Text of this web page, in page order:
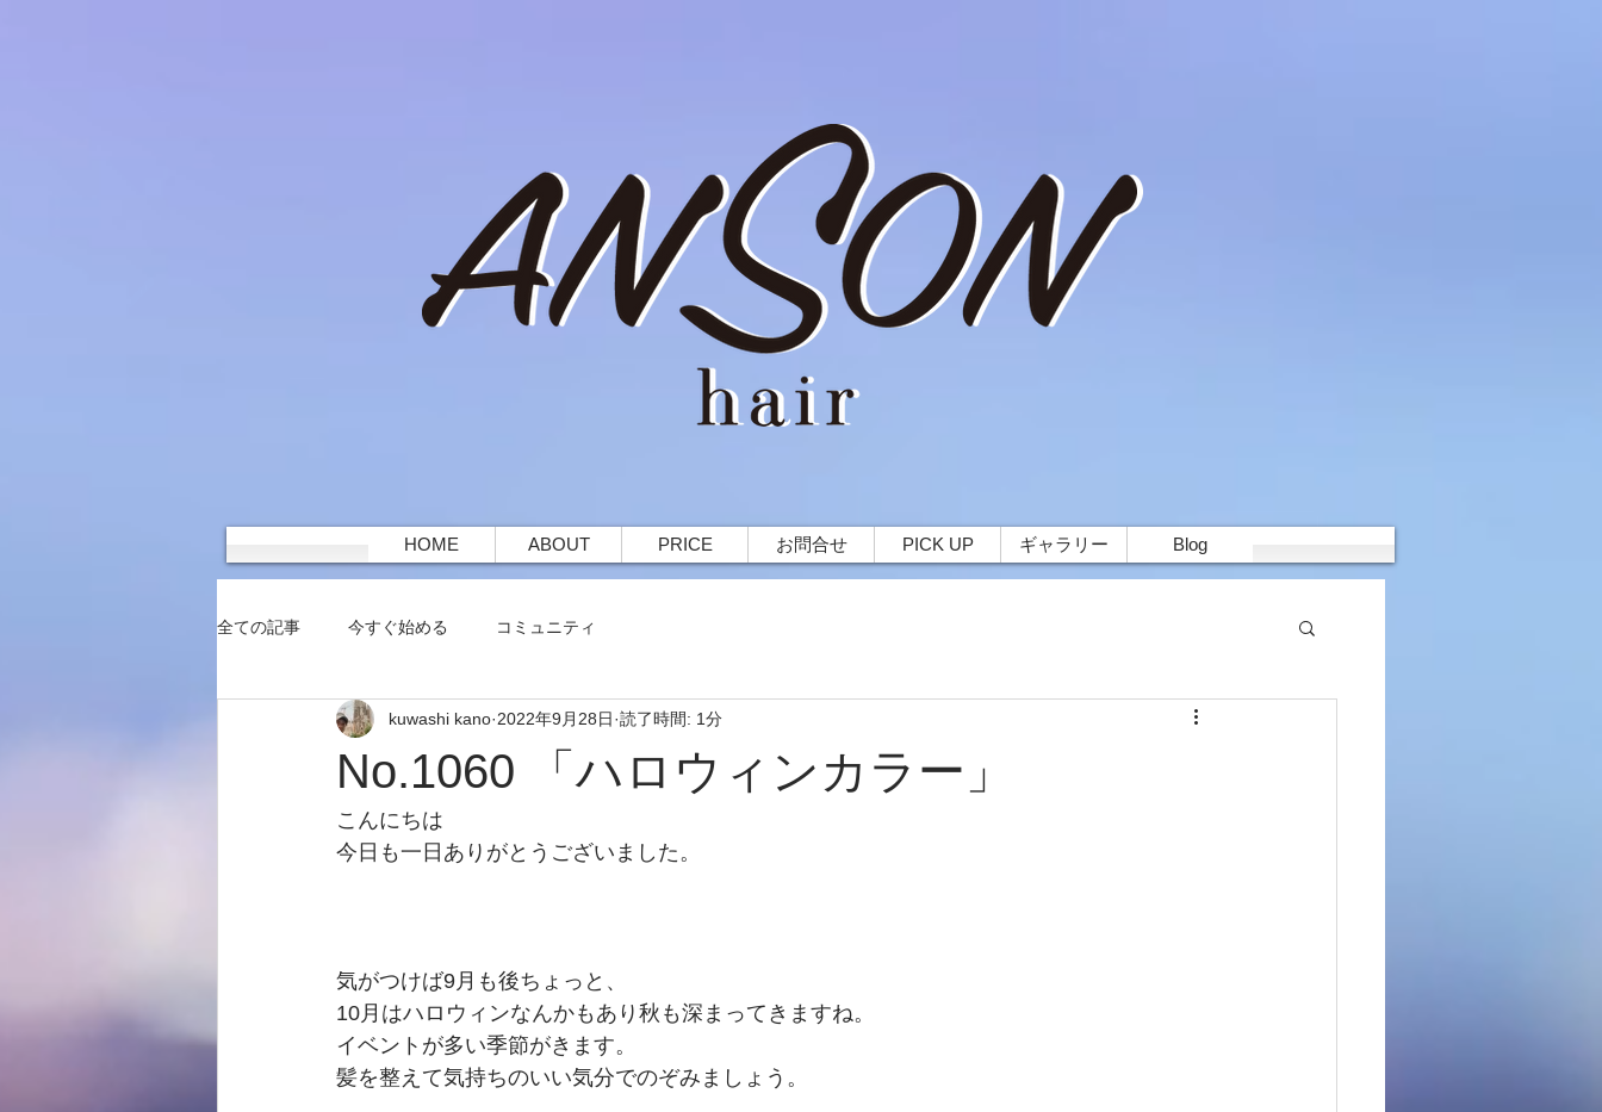
HOME ABOUT PRICE お問合せ PICK UP ギャラリー Blog
全ての記事 今すぐ始める コミュニティ
No.1060 「ハロウィンカラー」
kuwashi kano 2022年9月28日 読了時間: 1分
こんにちは
今日も一日ありがとうございました。
気がつけば9月も後ちょっと、
10月はハロウィンなんかもあり秋も深まってきますね。
イベントが多い季節がきます。
髪を整えて気持ちのいい気分でのぞみましょう。